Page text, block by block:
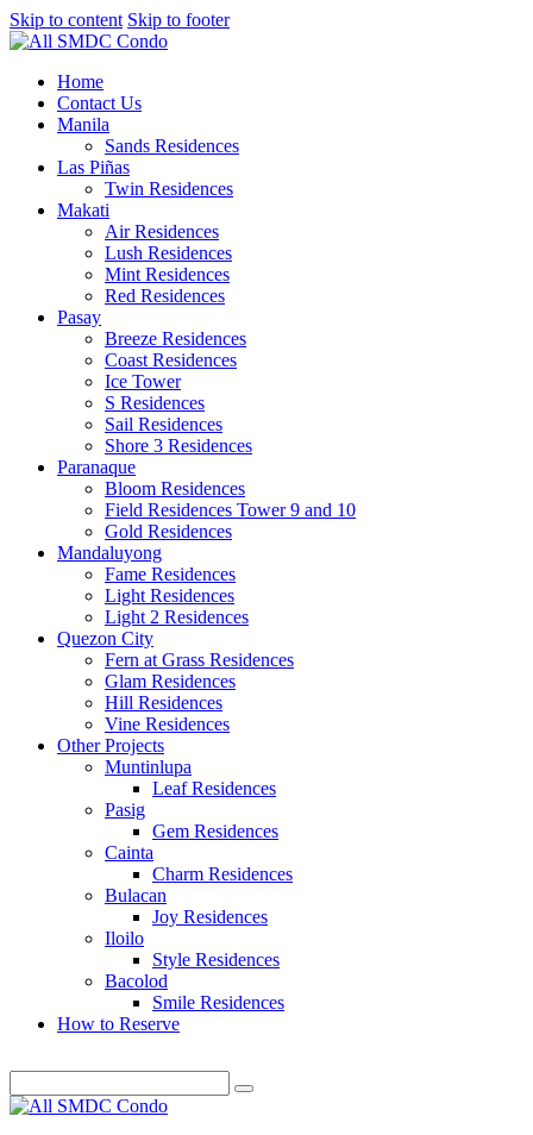
Skip to content Skip to footer
Home
Contact Us
Manila
Sands Residences
Las Piñas
Twin Residences
Makati
Air Residences
Lush Residences
Mint Residences
Red Residences
Pasay
Breeze Residences
Coast Residences
Ice Tower
S Residences
Sail Residences
Shore 3 Residences
Paranaque
Bloom Residences
Field Residences Tower 9 and 10
Gold Residences
Mandaluyong
Fame Residences
Light Residences
Light 2 Residences
Quezon City
Fern at Grass Residences
Glam Residences
Hill Residences
Vine Residences
Other Projects
Muntinlupa
Leaf Residences
Pasig
Gem Residences
Cainta
Charm Residences
Bulacan
Joy Residences
Iloilo
Style Residences
Bacolod
Smile Residences
How to Reserve